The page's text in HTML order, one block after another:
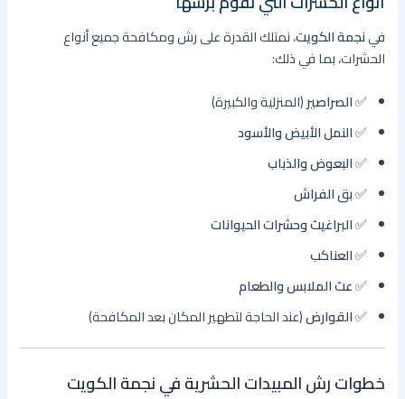
فينجمة الكويت، نمتلك القدرة على رش ومكافحة جميع أنواع
الحشرات، بما في ذلك:
✅الصراصير(المنزلية والكبيرة)
✅النمل الأبيض والأسود
✅البعوض والذباب
✅بق الفراش
✅البراغيث وحشرات الحيوانات
✅العناكب
✅عث الملابس والطعام
✅القوارض(عند الحاجة لتطهير المكان بعد المكافحة)
خطوات رش المبيدات الحشرية في نجمة الكويت